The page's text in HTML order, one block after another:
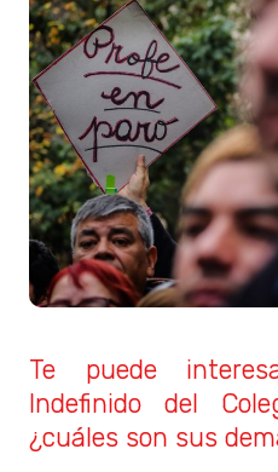
Te puede
Indefinido del
¿cuáles son sus